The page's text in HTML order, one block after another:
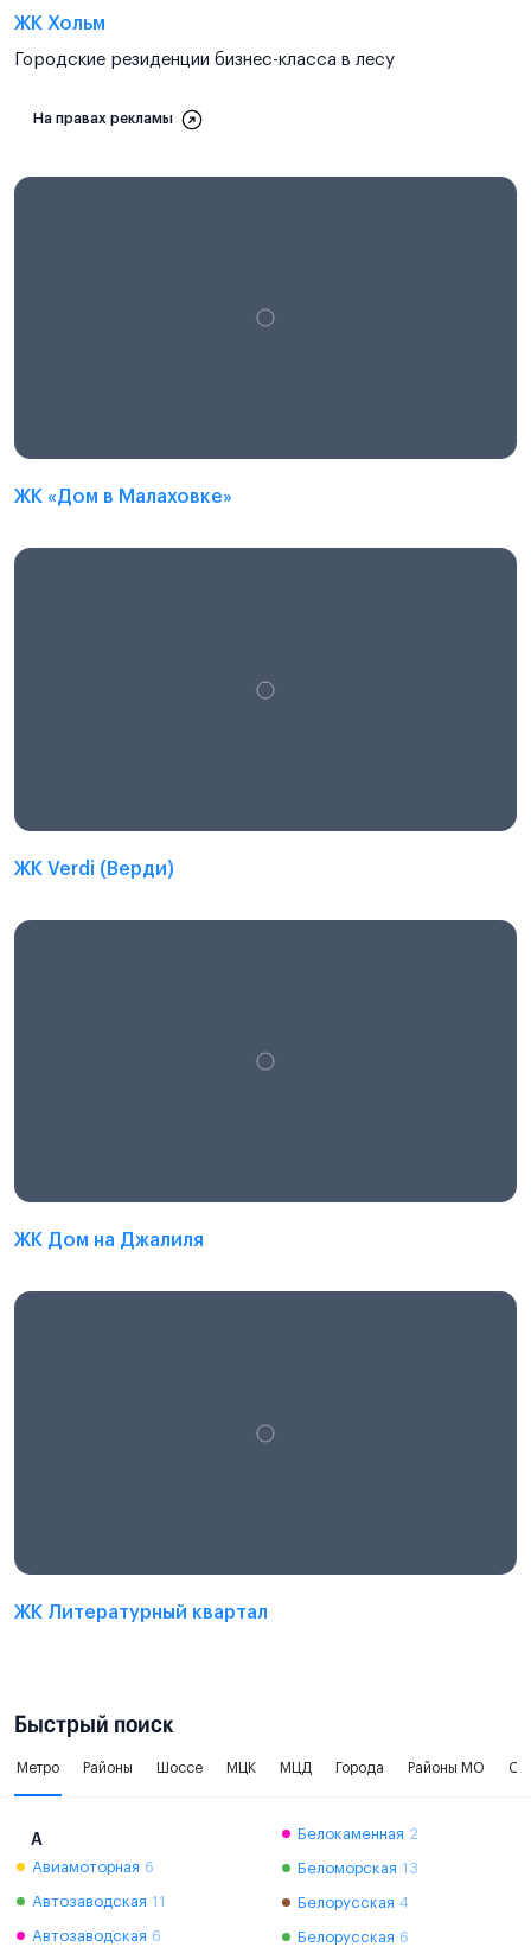
ЖК Хольм
Городские резиденции бизнес-класса в лесу
На правах рекламы
ЖК «Дом в Малаховке»
ЖК Verdi (Верди)
ЖК Дом на Джалиля
ЖК Литературный квартал
Быстрый поиск
Метро Районы Шоссе МЦК МЦД Города Районы МО
А
Авиамоторная 6
Автозаводская 11
Автозаводская 6
Белокаменная 2
Беломорская 13
Белорусская 4
Белорусская 6